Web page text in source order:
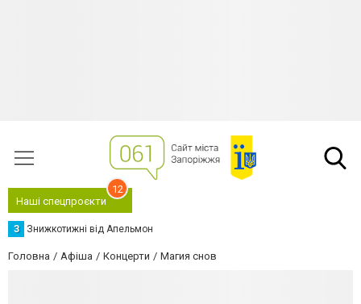
Наші спецпроєкти
12
З Знижкотижні від Апельмон
Головна Афіша Концерти Магия снов